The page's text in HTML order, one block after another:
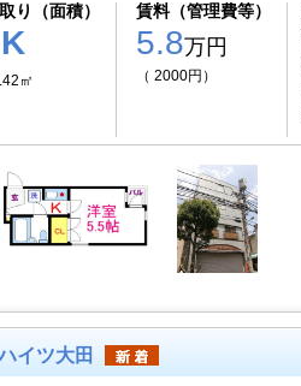
り（面積）
㎡
賃料（管理費等）
5.8万円
（ 2000円）
イツ大田